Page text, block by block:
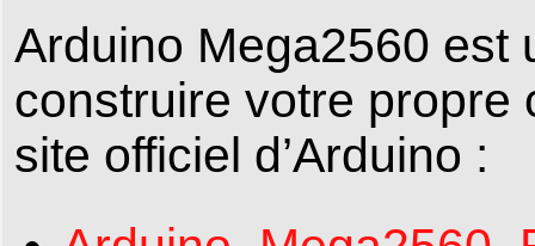
Arduino Mega2560 est
construire votre propre
site officiel d’Arduino :